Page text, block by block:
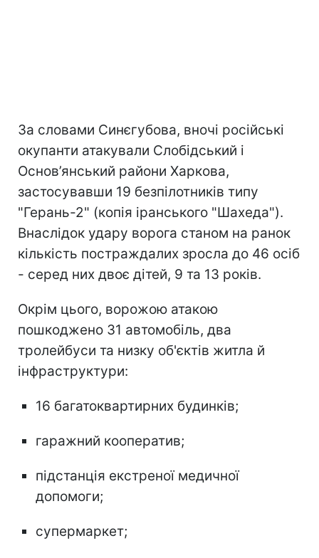
За словами Синєгубова, вночі російські
окупанти атакували Слобідський і
Основ’янський райони Харкова,
застосувавши 19 безпілотників типу
"Герань-2" (копія іранського "Шахеда").
Внаслідок удару ворога станом на ранок
кількість постраждалих зросла до 46 осіб
- серед них двоє дітей, 9 та 13 років.
Окрім цього, ворожою атакою
пошкоджено 31 автомобіль, два
тролейбуси та низку об'єктів житла й
інфраструктури:
16 багатоквартирних будинків;
гаражний кооператив;
підстанція екстреної медичної
допомоги;
супермаркет;